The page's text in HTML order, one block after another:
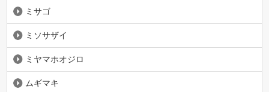
ミサゴ
ミソサザイ
ミヤマホオジロ
ムギマキ